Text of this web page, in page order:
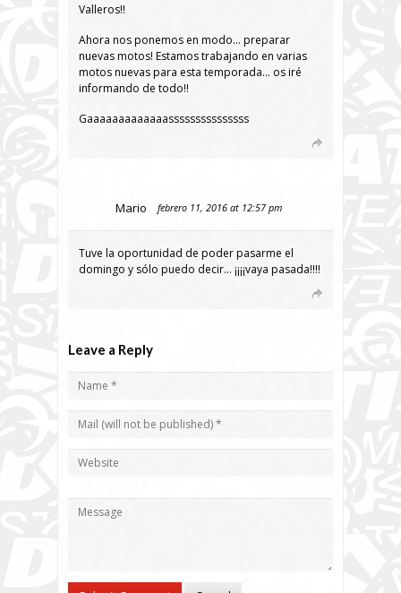
Valleros!!
Ahora nos ponemos en modo… preparar
nuevas motos! Estamos trabajando en varias
motos nuevas para esta temporada… os iré
informando de todo!!
Gaaaaaaaaaaaaasssssssssssssss
Mario febrero 11, 2016 at 12:57 pm
Tuve la oportunidad de poder pasarme el
domingo y sólo puedo decir… ¡¡¡¡vaya pasada!!!!
Leave a Reply